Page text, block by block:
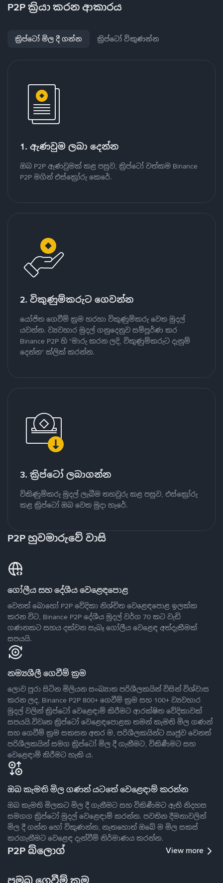
P2P ක්‍රියා කරන ආකාරය
ක්‍රිප්ටෝ මිල දී ගන්න ක්‍රිප්ටෝ විකුණන්න
1. ඇණවුම ලබා දෙන්න
ඔබ P2P ඇණවුමක් කළ පසුව, ක්‍රිප්ටෝ වත්කම Binance
P2P මගින් එස්ක්‍රෝරු කෙරේ.
2. විකුණුම්කරුට ගෙවන්න
යෝජිත ගෙවීම් ක්‍රම හරහා විකුණුම්කරු වෙත මුදල්
යවන්න. ව්‍යවහාර මුදල් ගනුදෙනුව සම්පූර්ණ කර
Binance P2P හි "මාරු කරන ලදි, විකුණුම්කරුට දැනුම්
දෙන්න" ක්ලික් කරන්න.
3. ක්‍රිප්ටෝ ලබාගන්න
විකිණුම්කරු මුදල් ලැබීම තහවුරු කළ පසුව, එස්ක්‍රෝරු
කළ ක්‍රිප්ටෝ ඔබ වෙත මුදා හැරේ.
P2P හුවමාරුවේ වාසි
ගෝලීය සහ දේශීය වෙළෙඳපොළ
වෙනත් බොහෝ P2P වේදිකා නිශ්චිත වෙළෙඳපොළ ඉලක්ක
කරන විට, Binance P2P දේශීය මුදල් වර්ග 70 කට වැඩි
ගණනකට සහය දක්වන සැබෑ ගෝලීය වෙළෙඳ අත්දැකීමක්
සපයයි.
නම්‍යශීලී ගෙවීම් ක්‍රම
ලොව පුරා සිටින මිලියන සංඛ්‍යාත පරිශීලකයින් විසින් විශ්වාස
කරන ලද, Binance P2P 800+ ගෙවීම් ක්‍රම සහ 100+ ව්‍යවහාර
මුදල් වලින් ක්‍රිප්ටෝ වෙළෙඳාම් කිරීමට ආරක්ෂිත වේදිකාවක්
සපයයි.විවෘත ක්‍රිප්ටෝ වෙළෙඳපොළක තමන් කැමති මිල ගණන්
සහ ගෙවීම් ක්‍රම සකසන අතර ම, පරිශීලකයින්ට ඍජුව වෙනත්
පරිශීලකයින් සමග ක්‍රිප්ටෝ මිල දී ගැනීමට, විකිණීමට සහ
වෙළෙඳාම් කිරීමට හැකි ය.
ඔබ කැමති මිල ගණන් යටතේ වෙළෙඳාම් කරන්න
ඔබ කැමති මිලකට මිල දී ගැනීමට සහ විකිණීමට ඇති නිදහස
සමගග ක්‍රිප්ටෝ මුදල් වෙළෙඳාම් කරන්න. පවතින දීමනාවලින්
මිල දී ගන්න හෝ විකුණන්න, නැතහොත් ඔබේ ම මිල සකස්
කරගැනීමට වෙළෙඳ දැන්වීම් නිර්මාණය කරන්න.
P2P බ්ලොග් View more